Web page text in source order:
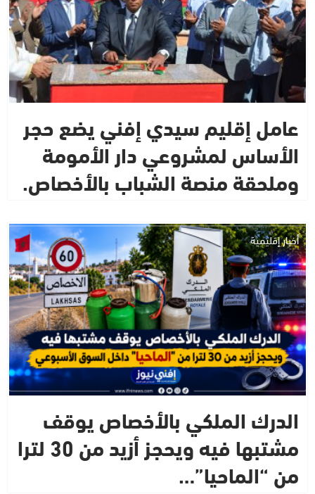
عامل إقليم سيدي إفني يضع حجر
الأساس لمشروعي دار الأمومة
وملحقة منصة الشباب بالأخصاص.
أخبار إقليمية
الدرك الملكي بالأخصاص يوقف
مشتبها فيه ويحجز أزيد من 30 لترا
من “الماحيا”…